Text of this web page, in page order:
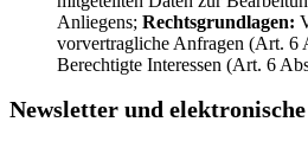
Anliegens; Rechtsgrundlagen:
vorvertragliche Anfragen (Art. 6
Berechtigte Interessen (Art. 6
Newsletter und